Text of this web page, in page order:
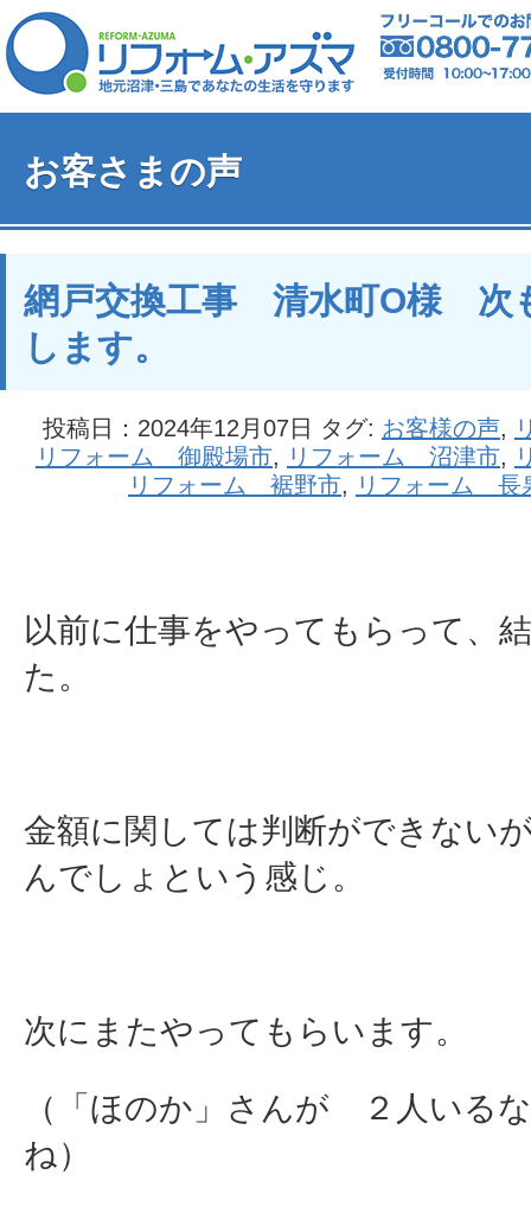
お客さまの声
網戸交換工事 清水町O様 次
します。
投稿日：2024年12月07日 タグ: お客様の声,
リフォーム 御殿場市, リフォーム 沼津市,
リフォーム 裾野市, リフォーム 長
以前に仕事をやってもらって、
た。
金額に関しては判断ができない
んでしょという感じ。
次にまたやってもらいます。
（「ほのか」さんが ２人いる
ね）